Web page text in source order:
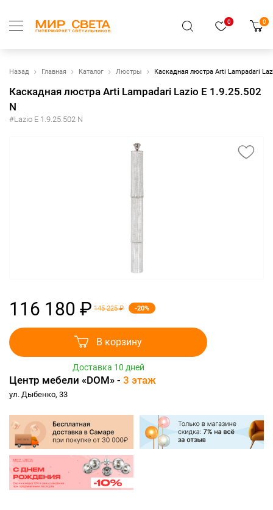
0 0
Назад Главная Каталог Люстры Каскадная люстра Arti Lampadari
Каскадная люстра Arti Lampadari Lazio E 1.9.25.502
N
#Lazio E 1.9.25.502 N
116 180 ₽ 145 225 ₽ -20%
В корзину
Доставка 10 дней
Центр мебели «DOM» - 3 этаж
ул. Дыбенко, 33